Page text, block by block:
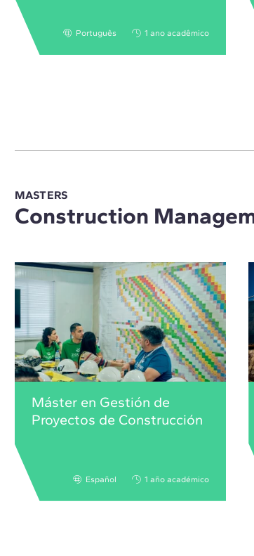
Português 1 ano acadêmico
MASTERS
Construction
Máster en Gestión de
Proyectos de Construcción
Español 1 año académico